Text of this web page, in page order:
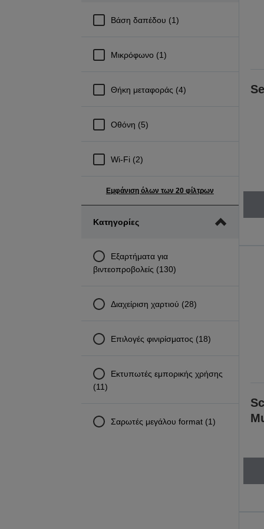
Βάση δαπέδου (1)
Μικρόφωνο (1)
Θήκη μεταφοράς (4)
Οθόνη (5)
Wi-Fi (2)
Εμφάνιση όλων των 20 φίλτρων
Κατηγορίες
Εξαρτήματα για
βιντεοπροβολείς (130)
Διαχείριση χαρτιού (28)
Επιλογές φινιρίσματος (18)
Εκτυπωτές εμπορικής χρήσης
(11)
Σαρωτές μεγάλου format (1)